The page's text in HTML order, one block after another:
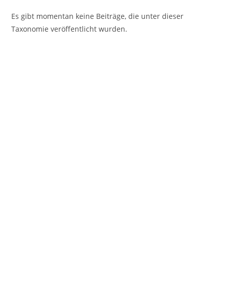
Es gibt momentan keine Beiträge, die unter dieser
Taxonomie veröffentlicht wurden.